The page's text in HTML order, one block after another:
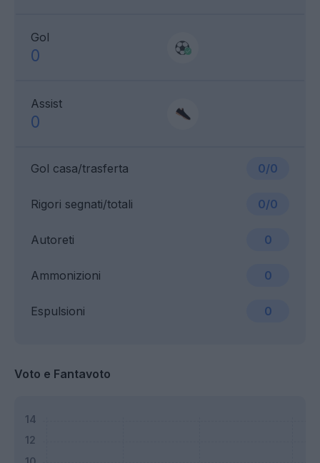
Gol
0
Assist
0
Gol casa/trasferta 0/0
Ammonizioni 0
Rigori segnati/totali 0/0
Espulsioni 0
Autoreti 0
Voto e Fantavoto